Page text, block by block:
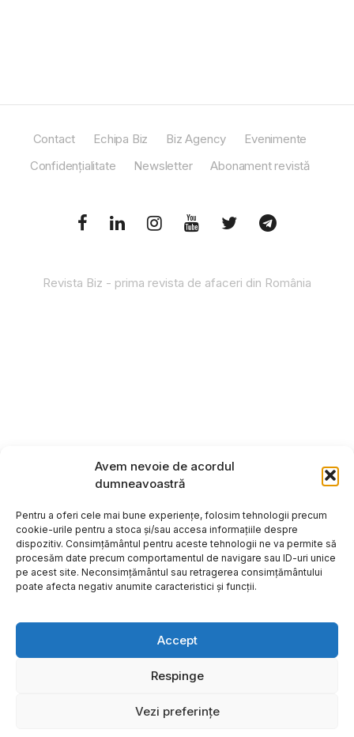
Avem nevoie de acordul
dumneavoastră
Pentru a oferi cele mai bune experiențe, folosim tehnologii precum
cookie-urile pentru a stoca și/sau accesa informațiile despre
dispozitiv. Consimțământul pentru aceste tehnologii ne va permite să
procesăm date precum comportamentul de navigare sau ID-uri unice
pe acest site. Neconsimțământul sau retragerea consimțământului
poate afecta negativ anumite caracteristici și funcții.
Accept
Respinge
Vezi preferințe
Contact Echipa Biz Biz Agency
Evenimente
Confidențialitate
Newsletter Abonament revistă
Revista Biz - prima revista de afaceri din România
Copyright ©2026